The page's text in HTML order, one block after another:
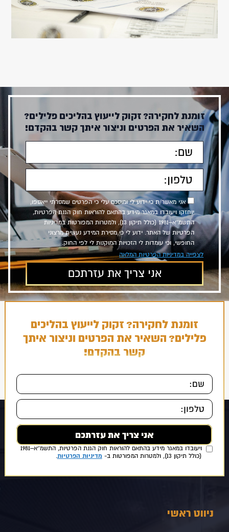
זומנת לחקירה? זקוק לייעוץ בהליכים פלילים?
השאיר את הפרטים וניצור איתך קשר בהקדם!
אני מאשר/ת כי ידוע לי ומוסכם עלי כי הפרטים שמסרתי ייאספו,
יוחזקו ויעובדו במאגר מידע בהתאם להוראות חוק הגנת הפרטיות,
התשמ״א–1981 (כולל תיקון 13), ולמטרות המפורטות במדיניות
הפרטיות של האתר. ידוע לי כי מסירת המידע נעשית מרצוני
החופשי, וכי עומדות לי הזכויות המוקנות לי לפי החוק.
לצפייה במדיניות הפרטיות המלאה
זומנת לחקירה? זקוק לייעוץ בהליכים
פלילים? השאיר את הפרטים וניצור איתך
קשר בהקדם!
אני מאשר/ת כי ידוע לי ומוסכם עלי כי הפרטים שמסרתי ייאספו, יוחזקו
ויעובדו במאגר מידע בהתאם להוראות חוק הגנת הפרטיות, התשמ״א–1981
(כולל תיקון 13), ולמטרות המפורטות ב-
מדיניות הפרטיות.
ניווט ראשי